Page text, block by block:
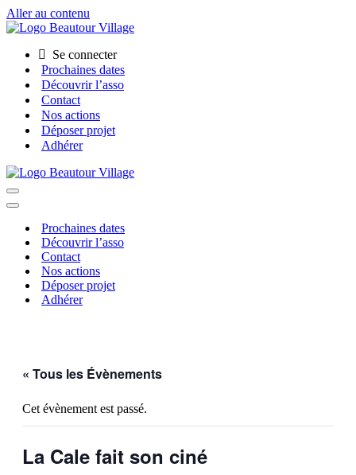
Aller au contenu
Se connecter
Prochaines dates
Découvrir l’asso
Contact
Nos actions
Déposer projet
Adhérer
Menu
de
Menu
navigationProchaines dates
Découvrir l’asso
Contact
Nos actions
Déposer projet
Adhérer
« Tous les Évènements
Cet évènement est passé.
La Cale fait son ciné
Achats groupés